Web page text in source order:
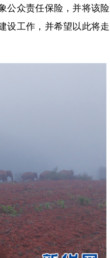
公众责任保险，并将该
设工作，并希望以此将